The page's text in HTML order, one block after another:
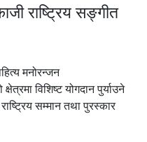
राष्ट्रिय सङ्गीत
मनोरन्जन
विशिष्ट योगदान पुर्याउने
सम्मान तथा पुरस्कार